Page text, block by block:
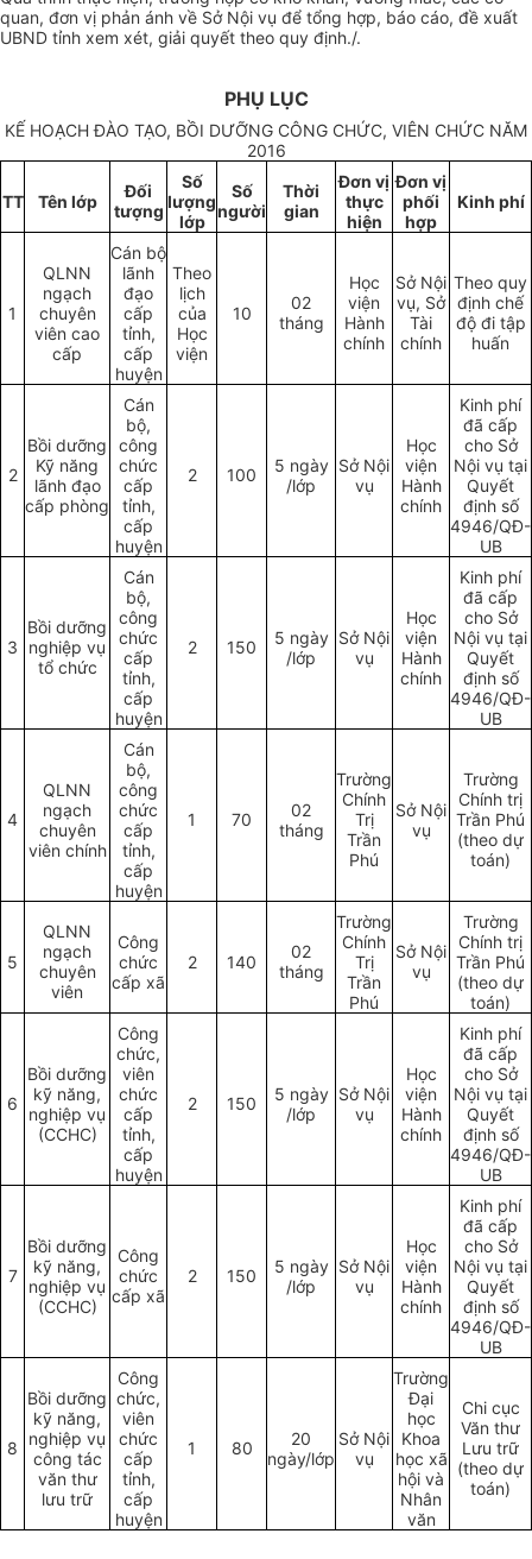
quan, đơn vị phản ánh về Sở Nội vụ để tổng hợp, báo cáo, đề xuất
UBND tỉnh xem xét, giải quyết theo quy định./.
PHỤ LỤC
KẾ HOẠCH ĐÀO TẠO, BỒI DƯỠNG CÔNG CHỨC, VIÊN CHỨC NĂM
2016
TT Tên lớp
Đối
tượng
Số
lượng
lớp
Số
người
Thời
gian
Đơn vị
thực
hiện
Đơn vị
phối
hợp
Kinh phí
1
QLNN
ngạch
chuyên
viên cao
cấp
Cán bộ
lãnh
đạo
cấp
tỉnh,
cấp
huyện
Theo
lịch
của
Học
viện
10
02
tháng
Học
viện
Hành
chính
Sở Nội
vụ, Sở
Tài
chính
Theo quy
định chế
độ đi tập
huấn
2
Bồi dưỡng
Kỹ năng
lãnh đạo
cấp phòng
Cán
bộ,
công
chức
cấp
tỉnh,
cấp
huyện
2 100
5 ngày
/lớp
Sở Nội
vụ
Học
viện
Hành
chính
Kinh phí
đã cấp
cho Sở
Nội vụ tại
Quyết
định số
4946/QĐ-
UB
3
Bồi dưỡng
nghiệp vụ
tổ chức
Cán
bộ,
công
chức
cấp
tỉnh,
cấp
huyện
2 150
5 ngày
/lớp
Sở Nội
vụ
Học
viện
Hành
chính
Kinh phí
đã cấp
cho Sở
Nội vụ tại
Quyết
định số
4946/QĐ-
UB
4
QLNN
ngạch
chuyên
viên chính
Cán
bộ,
công
chức
cấp
tỉnh,
cấp
huyện
1 70
02
tháng
Trường
Chính
Trị
Trần
Phú
Sở Nội
vụ
Trường
Chính trị
Trần Phú
(theo dự
toán)
5
QLNN
ngạch
chuyên
viên
Công
chức
cấp xã
2 140
02
tháng
Trường
Chính
Trị
Trần
Phú
Sở Nội
vụ
Trường
Chính trị
Trần Phú
(theo dự
toán)
6
Bồi dưỡng
kỹ năng,
nghiệp vụ
(CCHC)
Công
chức,
viên
chức
cấp
tỉnh,
cấp
huyện
2 150
5 ngày
/lớp
Sở Nội
vụ
Học
viện
Hành
chính
Kinh phí
đã cấp
cho Sở
Nội vụ tại
Quyết
định số
4946/QĐ-
UB
7
Bồi dưỡng
kỹ năng,
nghiệp vụ
(CCHC)
Công
chức
cấp xã
2 150
5 ngày
/lớp
Sở Nội
vụ
Học
viện
Hành
chính
Kinh phí
đã cấp
cho Sở
Nội vụ tại
Quyết
định số
4946/QĐ-
UB
8
Bồi dưỡng
kỹ năng,
nghiệp vụ
công tác
văn thư
lưu trữ
Công
chức,
viên
chức
cấp
tỉnh,
cấp
huyện
1 80
20
ngày/lớp
Sở Nội
vụ
Trường
Đại
học
Khoa
học xã
hội và
Nhân
văn
Chi cục
Văn thư
Lưu trữ
(theo dự
toán)